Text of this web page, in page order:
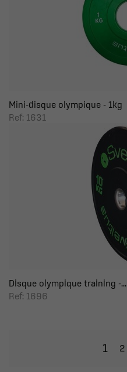
Mini-disque olympique - 1kg
Ref: 1631
Disque olympique training -...
Ref: 1696
1 2